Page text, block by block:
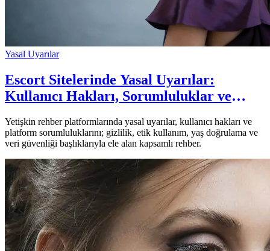
Yasal Uyarılar
Escort Sitelerinde Yasal Uyarılar:
Kullanıcı Hakları, Sorumluluklar ve
Yetişkin rehber platformlarında yasal uyarılar, kullanıcı hakları ve
platform sorumluluklarını; gizlilik, etik kullanım, yaş doğrulama ve
veri güvenliği başlıklarıyla ele alan kapsamlı rehber.